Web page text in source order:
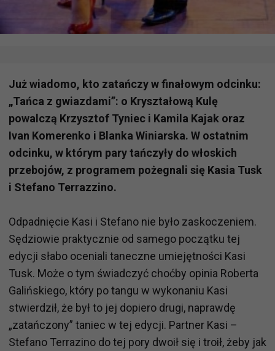
Już wiadomo, kto zatańczy w finałowym odcinku:
„Tańca z gwiazdami”: o Kryształową Kulę
powalczą Krzysztof Tyniec i Kamila Kajak oraz
Ivan Komerenko i Blanka Winiarska. W ostatnim
odcinku, w którym pary tańczyły do włoskich
przebojów, z programem pożegnali się Kasia Tusk
i Stefano Terrazzino.
Odpadnięcie Kasi i Stefano nie było zaskoczeniem.
Sędziowie praktycznie od samego początku tej
edycji słabo oceniali taneczne umiejętności Kasi
Tusk. Może o tym świadczyć choćby opinia Roberta
Galińskiego, który po tangu w wykonaniu Kasi
stwierdził, że był to jej dopiero drugi, naprawdę
„zatańczony” taniec w tej edycji. Partner Kasi –
Stefano Terrazino do tej pory dwoił się i troił, żeby jak